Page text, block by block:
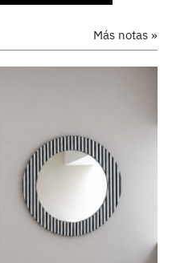
Más notas »